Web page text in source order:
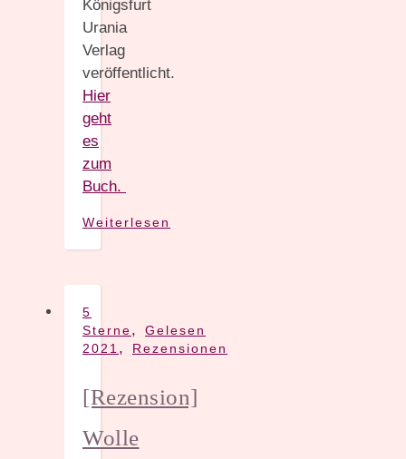
Königsfurt
Urania
Verlag
veröffentlicht.
Hier
geht
es
zum
Buch.
Weiterlesen
5
Sterne, Gelesen
2021 , Rezensionen
[Rezension]
Wolle